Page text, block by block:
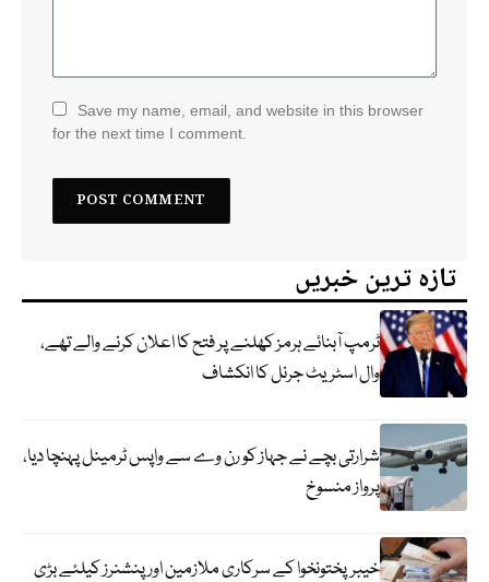
Save my name, email, and website in this browser
for the next time I comment.
تازہ ترین خبریں
ٹرمپ آبنائے ہرمز کھلنے پر فتح کا اعلان کرنے والے تھے،
وال اسٹریٹ جرنل کا انکشاف
شرارتی بچے نے جہاز کو رن وے سے واپس ٹرمینل پہنچا دیا،
پرواز منسوخ
خیبرپختونخوا کے سرکاری ملازمین اور پنشنرز کیلئے بڑی